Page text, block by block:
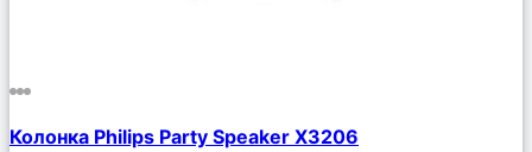
Описание
Колонка Philips Party Speaker X3206